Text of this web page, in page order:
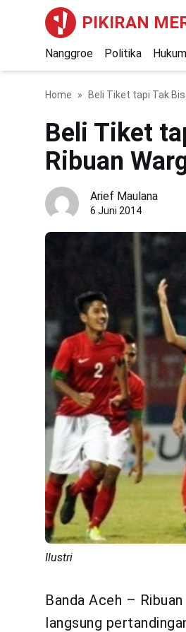
PIKIRAN
Nanggroe Politika Hukum
Home Beli Tiket tapi Tak
Beli Tiket
Ribuan
Arief Maulana
6 Juni 2014
Ilustri
Banda Aceh –
langsung